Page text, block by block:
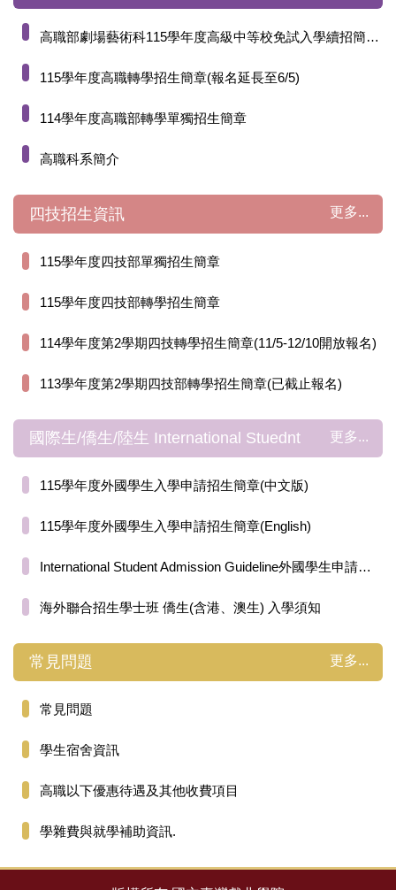
高職部劇場藝術科115學年度高級中等校免試入學續招簡章公告
115學年度高職轉學招生簡章(報名延長至6/5)
114學年度高職部轉學單獨招生簡章
高職科系簡介
四技招生資訊
115學年度四技部單獨招生簡章
115學年度四技部轉學招生簡章
114學年度第2學期四技轉學招生簡章(11/5-12/10開放報名)
113學年度第2學期四技部轉學招生簡章(已截止報名)
更多...
國際生/僑生/陸生 International Stuednt
115學年度外國學生入學申請招生簡章(中文版)
115學年度外國學生入學申請招生簡章(English)
International Student Admission Guideline外國學生申請入學招生簡章
海外聯合招生學士班 僑生(含港、澳生) 入學須知
更多...
常見問題
常見問題
學生宿舍資訊
高職以下優惠待遇及其他收費項目
學雜費與就學補助資訊.
更多...